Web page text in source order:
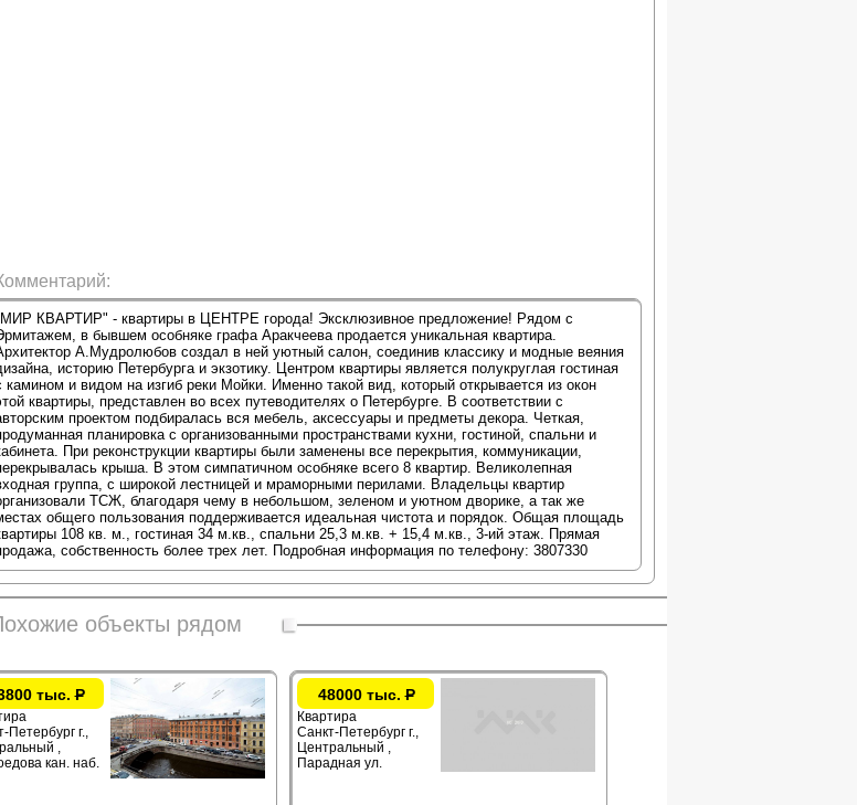
КВАРТИР" - квартиры в ЦЕНТРЕ города! Эксклюзивное предложение! Рядом с
в бывшем особняке графа Аракчеева продается уникальная квартира.
А.Мудролюбов создал в ней уютный салон, соединив классику и модные веяния
историю Петербурга и экзотику. Центром квартиры является полукруглая гостиная
камином и видом на изгиб реки Мойки. Именно такой вид, который открывается из окон
квартиры, представлен во всех путеводителях о Петербурге. В соответствии с
проектом подбиралась вся мебель, аксессуары и предметы декора. Четкая,
планировка с организованными пространствами кухни, гостиной, спальни и
При реконструкции квартиры были заменены все перекрытия, коммуникации,
крыша. В этом симпатичном особняке всего 8 квартир. Великолепная
группа, с широкой лестницей и мраморными перилами. Владельцы квартир
ТСЖ, благодаря чему в небольшом, зеленом и уютном дворике, а так же
общего пользования поддерживается идеальная чистота и порядок. Общая площадь
108 кв. м., гостиная 34 м.кв., спальни 25,3 м.кв. + 15,4 м.кв., 3-ий этаж. Прямая
собственность более трех лет. Подробная информация по телефону: 3807330
объекты рядом
тыс.Р
Петербург г.,
,
кан. наб.
48000 тыс.Р
Квартира
Санкт-Петербург г.,
Центральный ,
Парадная ул.